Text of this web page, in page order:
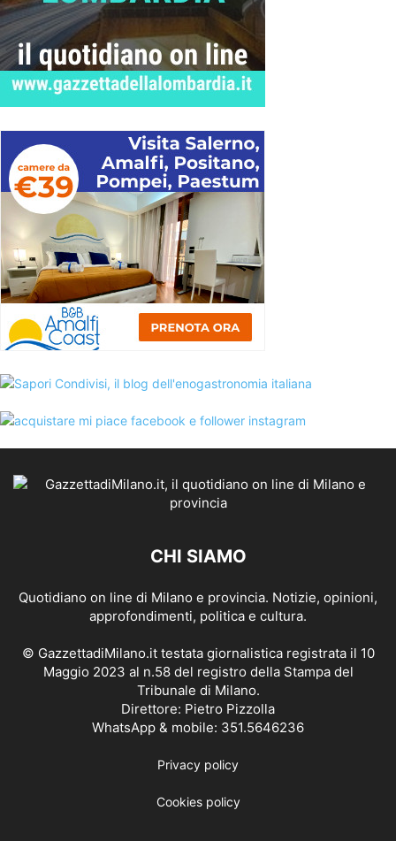
CHI SIAMO
Quotidiano on line di Milano e provincia. Notizie, opinioni,
approfondimenti, politica e cultura.
© GazzettadiMilano.it testata giornalistica registrata il 10
Maggio 2023 al n.58 del registro della Stampa del
Tribunale di Milano.
Direttore: Pietro Pizzolla
WhatsApp & mobile: 351.5646236
Privacy policy
Cookies policy